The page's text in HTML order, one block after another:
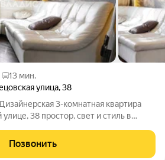
13 мин.
улица,38
3-комнатная квартира
свет и стиль в
завтраков и вечерних встреч,
Позвонить